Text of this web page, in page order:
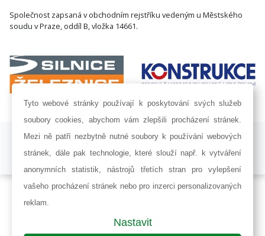
Společnost zapsaná v obchodním rejstříku vedeným u Městského
soudu v Praze, oddíl B, vložka 14661.
ISSN 1802-8535 © 2009 - 2026 AF POWER agency a.s. |
Nastavení
Developed by:
Railsformers s.r.o.
Tyto webové stránky používají k poskytování svých služeb
soubory cookies, abychom vám zlepšili procházení stránek.
Mezi ně patří nezbytně nutné soubory k používání webových
stránek, dále pak technologie, které slouží např. k vytváření
anonymních statistik, nástrojů třetích stran pro vylepšení
vašeho procházení stránek nebo pro inzerci personalizovaných
reklam.
Nastavit